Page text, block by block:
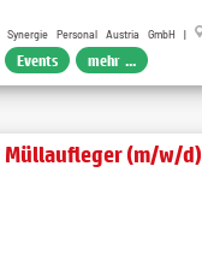
Synergie Personal Austria GmbH |
Events mehr ...
Müllaufleger (m/w/d)